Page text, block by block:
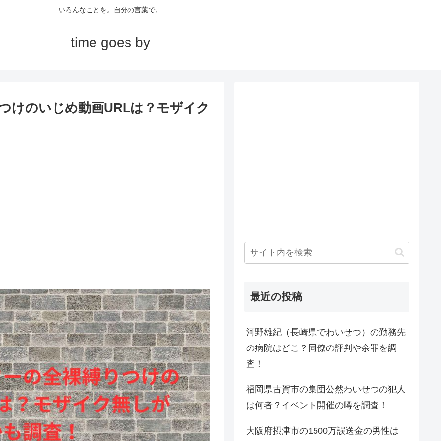
いろんなことを。自分の言葉で。
time goes by
けのいじめ動画URLは？モザイク
最近の投稿
河野雄紀（長崎県でわいせつ）の勤務先
の病院はどこ？同僚の評判や余罪を調
査！
福岡県古賀市の集団公然わいせつの犯人
は何者？イベント開催の噂を調査！
大阪府摂津市の1500万誤送金の男性は